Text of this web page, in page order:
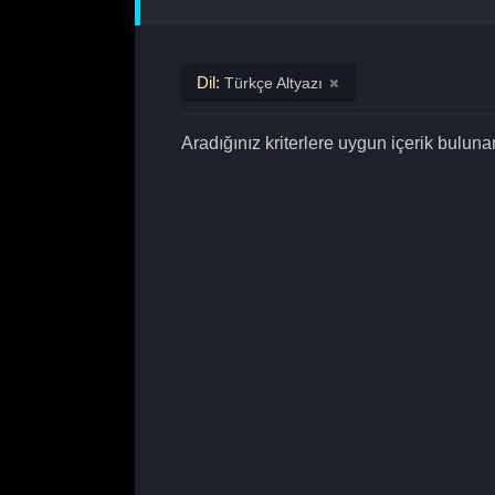
Dil: Türkçe Altyazı
Aradığınız kriterlere uygun içerik